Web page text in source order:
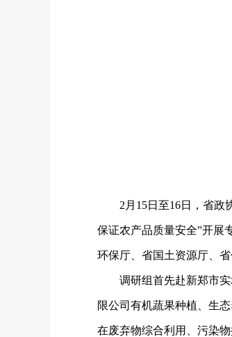
2月15日至16日，省
保证农产品质量安全”开展
环保厅、省国土资源厅、
调研组首先赴新郑市
限公司有机蔬果种植、生
在废弃物综合利用、污染